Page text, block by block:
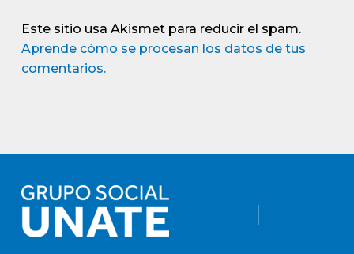
Este sitio usa Akismet para reducir el spam.
Aprende cómo se procesan los datos de tus
comentarios.